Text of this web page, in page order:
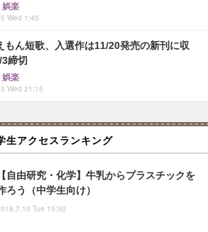
楽
Wed 1:45
もん短歌、入選作は11/20発売の新刊に収
締切
楽
Wed 21:15
生アクセスランキング
【自由研究・化学】牛乳からプラスチックを
ろう（中学生向け）
Tue 15:00